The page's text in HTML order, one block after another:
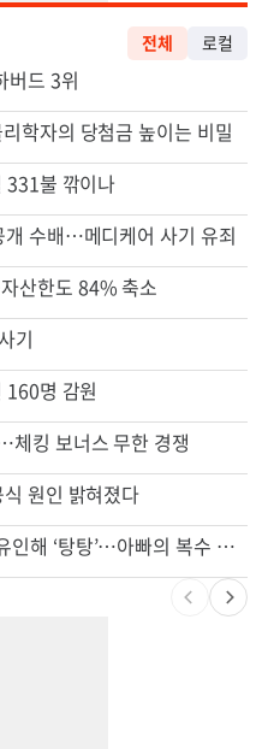
드 3위
학자의 당첨금 높이는 비밀
331불 깎이나
수배…메디케어 사기 유죄
산한도 84% 축소
기
명 감원
킹 보너스 무한 경쟁
원인 밝혀졌다
“내 딸 건드렸지” 성폭행범 유인해 ‘탕탕’…아빠의 복수 결말